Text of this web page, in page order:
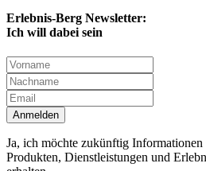
Erlebnis-Berg Newsletter:
Ich will dabei sein
Anmelden
Ja, ich möchte zukünftig Informationen
Produkten, Dienstleistungen und